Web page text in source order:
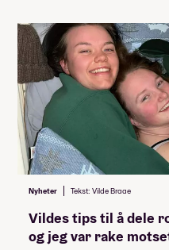
Nyheter Tekst: Vilde Braae
Vildes tips til å dele
og jeg var rake